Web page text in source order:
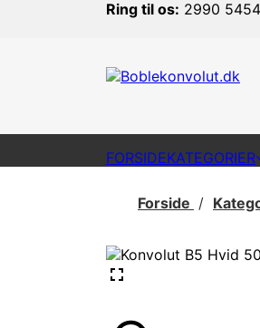
Ring til os: 2990 5454
FORSIDEKATEGORIER
Forside
fullscreen